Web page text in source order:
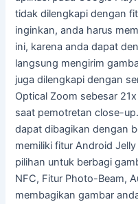
tidak dilengkapi dengan
inginkan, anda harus
ini, karena anda dapat
langsung mengirim
juga dilengkapi dengan
Optical Zoom sebesar
saat pemotretan close-
dapat dibagikan dengan
memiliki fitur Android
pilihan untuk berbagi
NFC, Fitur Photo-Beam,
membagikan gambar